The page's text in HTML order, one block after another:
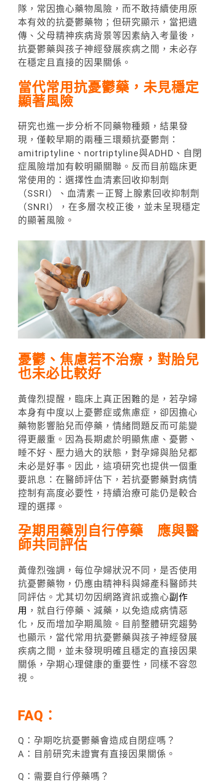
隊，常因擔心藥物風險，而不敢持續使用原
本有效的抗憂鬱藥物；但研究顯示，當把遺
傳、父母精神疾病背景等因素納入考量後，
抗憂鬱藥與孩子神經發展疾病之間，未必存
在穩定且直接的因果關係。
當代常用抗憂鬱藥，未見穩定
顯著風險
研究也進一步分析不同藥物種類，結果發
現，僅較早期的兩種三環類抗憂鬱劑：
amitriptyline、nortriptyline與ADHD、自閉
症風險增加有較明顯關聯。反而目前臨床更
常使用的：選擇性血清素回收抑制劑
（SSRI）、血清素－正腎上腺素回收抑制劑
（SNRI），在多層次校正後，並未呈現穩定
的顯著風險。
憂鬱、焦慮若不治療，對胎兒
也未必比較好
黃偉烈提醒，臨床上真正困難的是，若孕婦
本身有中度以上憂鬱症或焦慮症，卻因擔心
藥物影響胎兒而停藥，情緒問題反而可能變
得更嚴重。因為長期處於明顯焦慮、憂鬱、
睡不好、壓力過大的狀態，對孕婦與胎兒都
未必是好事。因此，這項研究也提供一個重
要訊息：在醫師評估下，若抗憂鬱藥對病情
控制有高度必要性，持續治療可能仍是較合
理的選擇。
孕期用藥別自行停藥 應與醫
師共同評估
黃偉烈強調，每位孕婦狀況不同，是否使用
抗憂鬱藥物，仍應由精神科與婦產科醫師共
同評估。尤其切勿因網路資訊或擔心副作
用 ，就自行停藥、減藥，以免造成病情惡
化，反而增加孕期風險。目前整體研究趨勢
也顯示，當代常用抗憂鬱藥與孩子神經發展
疾病之間，並未發現明確且穩定的直接因果
關係，孕期心理健康的重要性，同樣不容忽
視。
FAQ ：
Q：孕期吃抗憂鬱藥會造成自閉症嗎？
A：目前研究未證實有直接因果關係。
Q：需要自行停藥嗎？